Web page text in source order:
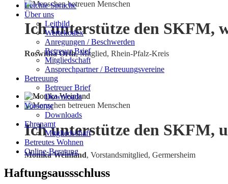
Ich unterstütze den SKFM,
Roswitha Orth, Mitglied, Rhein-Pfalz-Kreis
Ich unterstütze den SKFM,
Monika Weinland, Vorstandsmitglied, Germersheim
Leichte Sprache
Über uns
Leitbild
Wertekodex
Anregungen / Beschwerden
Betreuer Brief
Mitgliedschaft
Ansprechpartner / Betreuungsvereine
Betreuung
Betreuer Brief
Downloads
Vorsorge
Downloads
Ehrenamt
Mitgliedschaft
Betreutes Wohnen
Online-Beratung
Haftungsaussschluss